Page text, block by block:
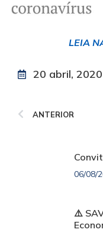
LEIA
20 abril, 2020
ANTERIOR
06/08/
⚠️